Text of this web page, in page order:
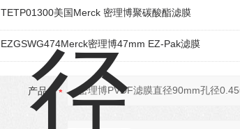
TETP01300美国Merck 密理博聚碳酸酯滤膜
EZGSWG474Merck密理博47mm EZ-Pak滤膜
产品：